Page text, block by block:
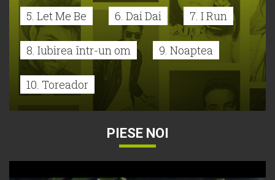
5. Let Me Be 6. Dai Dai 7. I Run
8. Iubirea într-un om 9. Noaptea
10. Toreador
PIESE NOI